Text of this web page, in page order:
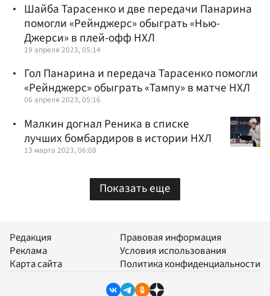
Шайба Тарасенко и две передачи Панарина
помогли «Рейнджерс» обыграть «Нью-
Джерси» в плей-офф НХЛ
19 апреля 2023, 05:14
Гол Панарина и передача Тарасенко помогли
«Рейнджерс» обыграть «Тампу» в матче НХЛ
06 апреля 2023, 05:16
Малкин догнал Реника в списке
лучших бомбардиров в истории НХЛ
13 марта 2023, 06:08
Показать еще
Редакция
Реклама
Карта сайта
Правовая информация
Условия использования
Политика конфиденциальности